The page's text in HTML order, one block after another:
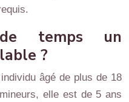
temps un
?
âgé de plus de 18
elle est de 5 ans